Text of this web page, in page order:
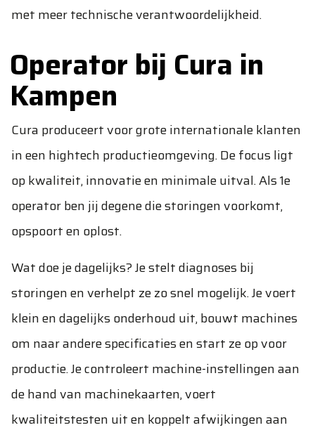
met meer technische verantwoordelijkheid.
Operator bij Cura in
Kampen
Cura produceert voor grote internationale klanten
in een hightech productieomgeving. De focus ligt
op kwaliteit, innovatie en minimale uitval. Als 1e
operator ben jij degene die storingen voorkomt,
opspoort en oplost.
Wat doe je dagelijks? Je stelt diagnoses bij
storingen en verhelpt ze zo snel mogelijk. Je voert
klein en dagelijks onderhoud uit, bouwt machines
om naar andere specificaties en start ze op voor
productie. Je controleert machine-instellingen aan
de hand van machinekaarten, voert
kwaliteitstesten uit en koppelt afwijkingen aan